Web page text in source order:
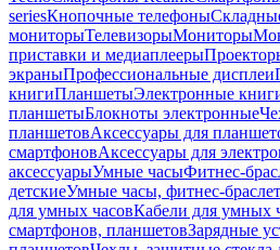
seriesКнопочные телефоны
мониторыТелевизорыМониторы
приставки и медиаплееры
экраныПрофессиональные дисплеи
книгиПланшетыЭлектронные
планшетыБлокноты электронные
планшетовАксессуары для
смартфоновАксессуары для
аксессуарыУмные часыФитнес-
детскиеУмные часы, фитнес-
для умных часовКабели для умных
смартфонов, планшетовЗарядные